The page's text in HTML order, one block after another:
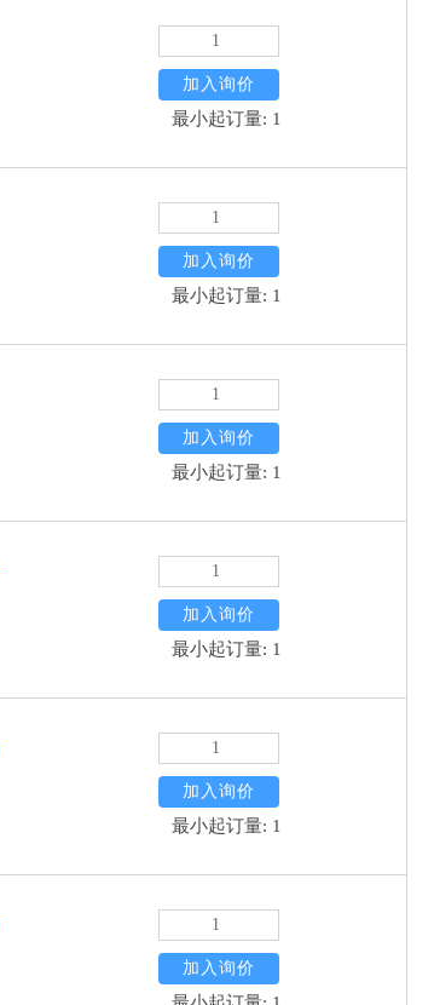
加入询价
最小起订量: 1
加入询价
最小起订量: 1
加入询价
最小起订量: 1
加入询价
最小起订量: 1
加入询价
最小起订量: 1
加入询价